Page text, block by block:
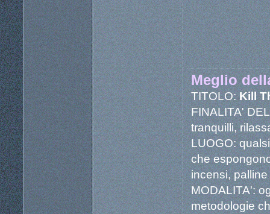
Meglio
TITOLO:Kill
FINALITA'
tranquilli,
LUOGO:
che
incensi,
MODALITA':
metodologie